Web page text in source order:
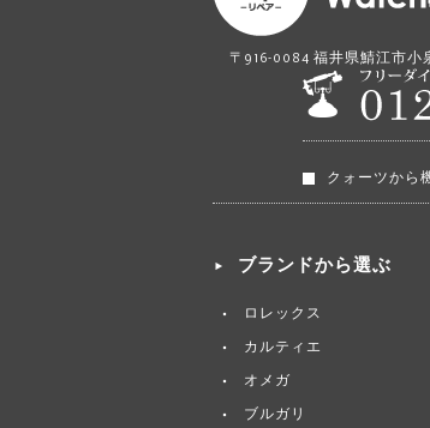
〒916-0084 福井県鯖江市小
クォーツから
ブランドから選ぶ
ロレックス
カルティエ
オメガ
ブルガリ